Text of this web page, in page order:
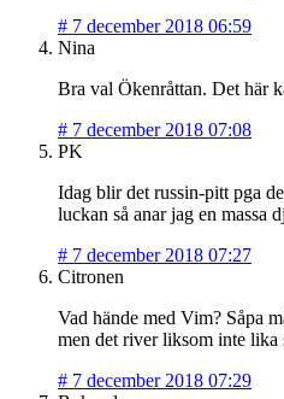
# 7 december 2018 06:59
Nina
Bra val Ökenråttan. Det här
# 7 december 2018 07:08
PK
Idag blir det russin-pitt pga
luckan så anar jag en massa
# 7 december 2018 07:27
Citronen
Vad hände med Vim? Såpa
men det river liksom inte lika
# 7 december 2018 07:29